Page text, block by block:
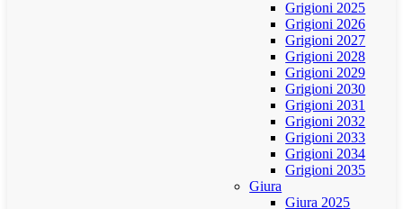
Grigioni 2025
Grigioni 2026
Grigioni 2027
Grigioni 2028
Grigioni 2029
Grigioni 2030
Grigioni 2031
Grigioni 2032
Grigioni 2033
Grigioni 2034
Grigioni 2035
Giura
Giura 2025